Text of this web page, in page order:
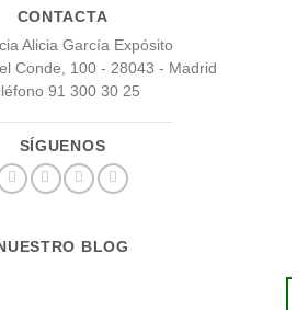
CONTACTA
Alicia García Expósito
Conde, 100 - 28043 - Madrid
91 300 30 25
SÍGUENOS
BLOG